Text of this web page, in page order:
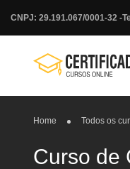
CNPJ: 29.191.067/0001-32 -
Home Todos os
Curso de